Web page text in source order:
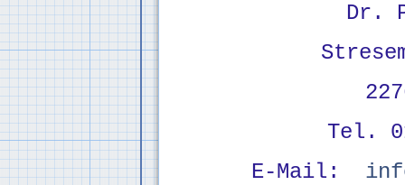
Dr.
Tel.
E-Mail: